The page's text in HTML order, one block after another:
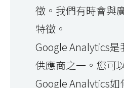
徵。我們有時會與
特徵。
Google Analytics
供應商之一。您可
Google Analytics